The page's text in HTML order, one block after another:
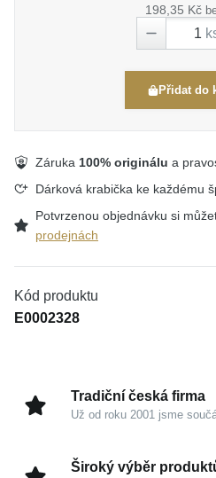
198,35 Kč
Přidat do
Záruka 100% originálu a
Dárková krabička ke každému
Potvrzenou objednávku si
prodejnách
Kód produktu
E0002328
Tradiční česká firma
Už od roku 2001 jsme
Široký výběr